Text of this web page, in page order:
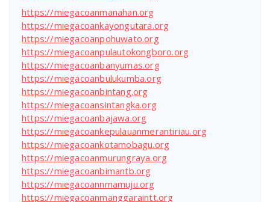
https://miegacoanmanahan.org
https://miegacoankayongutara.org
https://miegacoanpohuwato.org
https://miegacoanpulautokongboro.org
https://miegacoanbanyumas.org
https://miegacoanbulukumba.org
https://miegacoanbintang.org
https://miegacoansintangka.org
https://miegacoanbajawa.org
https://miegacoankepulauanmerantiriau.org
https://miegacoankotamobagu.org
https://miegacoanmurungraya.org
https://miegacoanbimantb.org
https://miegacoannmamuju.org
https://miegacoanmanggaraintt.org